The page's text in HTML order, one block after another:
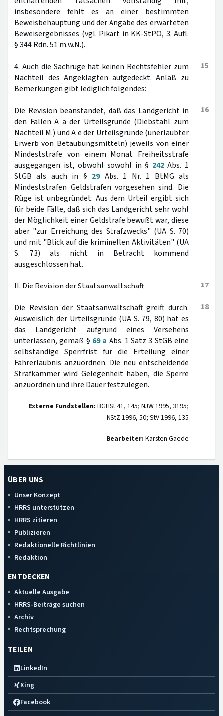
insbesondere fehlt es an einer bestimmten
Beweisbehauptung und der Angabe des erwarteten
Beweisergebnisses (vgl. Pikart in KK-StPO, 3. Aufl.
§ 344 Rdn. 51 m.w.N.).
15
4. Auch die Sachrüge hat keinen Rechtsfehler zum
Nachteil des Angeklagten aufgedeckt. Anlaß zu
Bemerkungen gibt lediglich folgendes:
16
Die Revision beanstandet, daß das Landgericht in
den Fällen A a der Urteilsgründe (Diebstahl zum
Nachteil M.) und A e der Urteilsgründe (unerlaubter
Erwerb von Betäubungsmitteln) jeweils von einer
Mindeststrafe von einem Monat Freiheitsstrafe
ausgegangen ist, obwohl sowohl in § 242Abs. 1
StGB als auch in § 29Abs. 1 Nr. 1 BtMG als
Mindeststrafen Geldstrafen vorgesehen sind. Die
Rüge ist unbegründet. Aus dem Urteil ergibt sich
für beide Fälle, daß sich das Landgericht sehr wohl
der Möglichkeit einer Geldstrafe bewußt war, diese
aber "zur Erreichung des Strafzwecks" (UA S. 70)
und mit "Blick auf die kriminellen Aktivitäten" (UA
S. 73) als nicht in Betracht kommend
ausgeschlossen hat.
17
II. Die Revision der Staatsanwaltschaft
18
Die Revision der Staatsanwaltschaft greift durch.
Ausweislich der Urteilsgründe (UA S. 79, 80) hat es
das Landgericht aufgrund eines Versehens
unterlassen, gemäß § 69 a Abs. 1 Satz 3 StGB eine
selbständige Sperrfrist für die Erteilung einer
Fahrerlaubnis anzuordnen. Die neu entscheidende
Strafkammer wird Gelegenheit haben, die Sperre
anzuordnen und ihre Dauer festzulegen.
Externe Fundstellen: BGHSt 41, 145; NJW 1995, 3195;
NStZ 1996, 50; StV 1996, 135
Bearbeiter: Karsten Gaede
ÜBER UNS
Unser Konzept
HRRS unterstützen
HRRS zitieren
Publizieren
Redaktionelle Richtlinien
Redaktion
ENTDECKEN
Aktuelle Ausgabe
HRRS-Beiträge suchen
Archiv
Rechtsprechung
TEILEN
LinkedIn
Xing
Facebook